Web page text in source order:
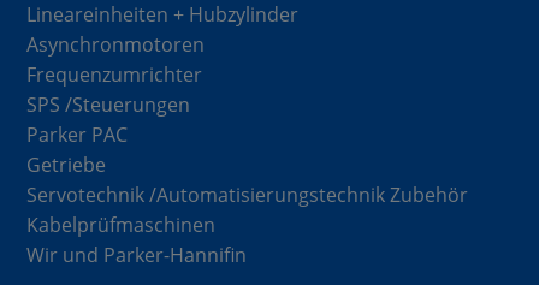
Lineareinheiten + Hubzylinder
Asynchronmotoren
Frequenzumrichter
SPS /Steuerungen
Parker PAC
Getriebe
Servotechnik /Automatisierungstechnik Zubehör
Kabelprüfmaschinen
Wir und Parker-Hannifin